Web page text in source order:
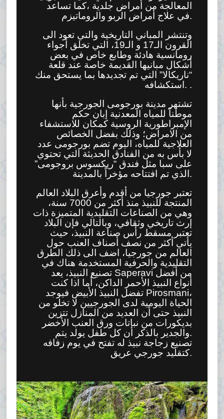
المعالجة من أمراض جلدية ،كما تساعد
في علاج أمراض الربو والروماتيزم.
وتنتشر المباني التاريخية والتي تعود الى
القرون الـ17 و الـ19، التي تخلق أجواء
رومانسية هادئة وطابع خاص في بعض
أشكال مبانيها القديمة خاصة عند قلعة
“ناريكالا” التي تم تجديدها بما يستحق منك
استكشافه. .
تشتهر مدينة بورجومى الجورجية بأنها
موطناً للمياه المعدنية إبان حكم
الإمبراطورية الروسية كمكان للاستشفاء
من الامراض؛ وذلك بفضل الخصائص
العلاجية للمياه، اليوم تضم بورجومى عدد
لا بأس به من الفنادق الحديثة التي تحتوي
على سبا مثل فندق “ريكسوس بروجومى”
الذي تم افتتاحه مؤخراً بالمدينة.
تعتبر جورجيا من أقدم وأعرق البلاد العالم
المنتجة للنبيذ منذ أكثر من 7000 سنة،
وهي من الصناعات التقليدية المتميزة ذات
إرث تاريخي وثقافي، وبالتالي فإن البلاد
تعتبر مسقط رأس صناعة النبيذ، حيث
يأتي أكثر من نصف أصناف العنب حول
العالم من جورجيا، اضف الى ذلك الطرق
التقليدية والحرفية المستخدمة هناك في
تصنيع النبيذ، يعد Saperavi من أفضل
أنواع النبيذ الأحمر الداكن، أما اذا كنت
تفضل النبيذ الأبيض فيوجد Pirosmani،
الحياة اليومية لدى الجورجيين لا تخلو من
النبيذ حتى أن العديد من المنازل تتزين
بديكورات من نباتات ورق العنب الأخضر
.والجدير بالذكر أن كل طفل يولد يتم
تصنيع زجاجة نبيذ له تفتح في يوم زفافه
كتقليد جورجي عريق.